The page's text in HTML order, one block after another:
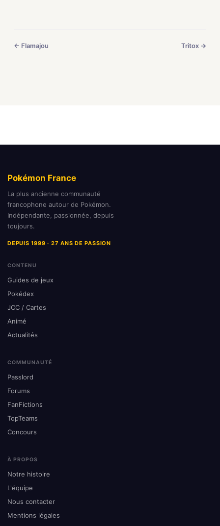
← Flamajou Tritox →
Pokémon France
La plus ancienne communauté
francophone autour de Pokémon.
Indépendante, passionnée, depuis
toujours.
DEPUIS 1999 · 27 ANS DE PASSION
CONTENU
Guides de jeux
Pokédex
JCC / Cartes
Animé
Actualités
COMMUNAUTÉ
Passlord
Forums
FanFictions
TopTeams
Concours
À PROPOS
Notre histoire
L'équipe
Nous contacter
Mentions légales